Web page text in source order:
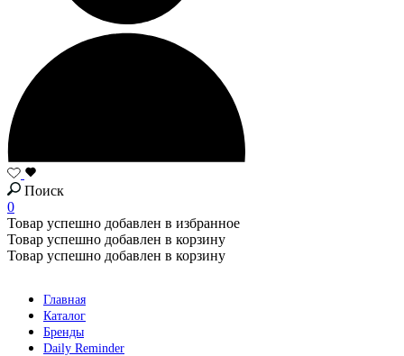
Поиск
0
Товар успешно добавлен в избранное
Товар успешно добавлен в корзину
Товар успешно добавлен в корзину
Главная
Каталог
Бренды
Daily Reminder